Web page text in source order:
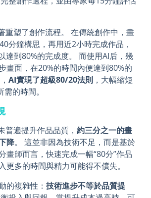
重塑了創作流程。 在傳統創作中，畫
分鐘構思，再用近2小時完成作品，
達到80%的完成度。 而使用AI后，幾
畫面，在20%的時間內便達到80%的
AI實現了超級80/20法則 ，大幅縮短
的時間。
普遍提升作品品質， 約三分之一的畫
降。 這並非因為技術不足，而是基於
畫師而言，快速完成一幅“80分”作品
更多的時間與精力可能得不償失。
的複雜性： 技術進步不等於品質提